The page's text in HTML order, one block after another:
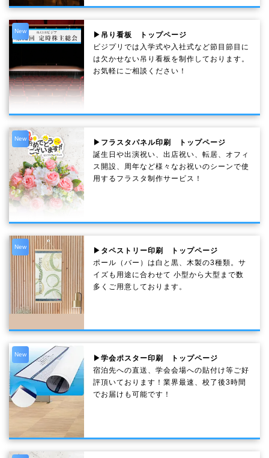
New
▶吊り看板 トップページ
ビジプリでは入学式や入社式など節目節目に
は欠かせない吊り看板を制作しております。
お気軽にご相談ください！
New
▶フラスタパネル印刷 トップページ
誕生日や出演祝い、出店祝い、転居、オフィ
ス開設、周年など様々なお祝いのシーンで使
用するフラスタ制作サービス！
New
▶タペストリー印刷 トップページ
ポール（バー）は白と黒、木製の3種類。サ
イズも用途に合わせて 小型から大型まで数
多くご用意しております。
New
▶学会ポスター印刷 トップページ
宿泊先への直送、学会会場への貼付け等ご好
評頂いております！業界最速、校了後3時間
でお届けも可能です！